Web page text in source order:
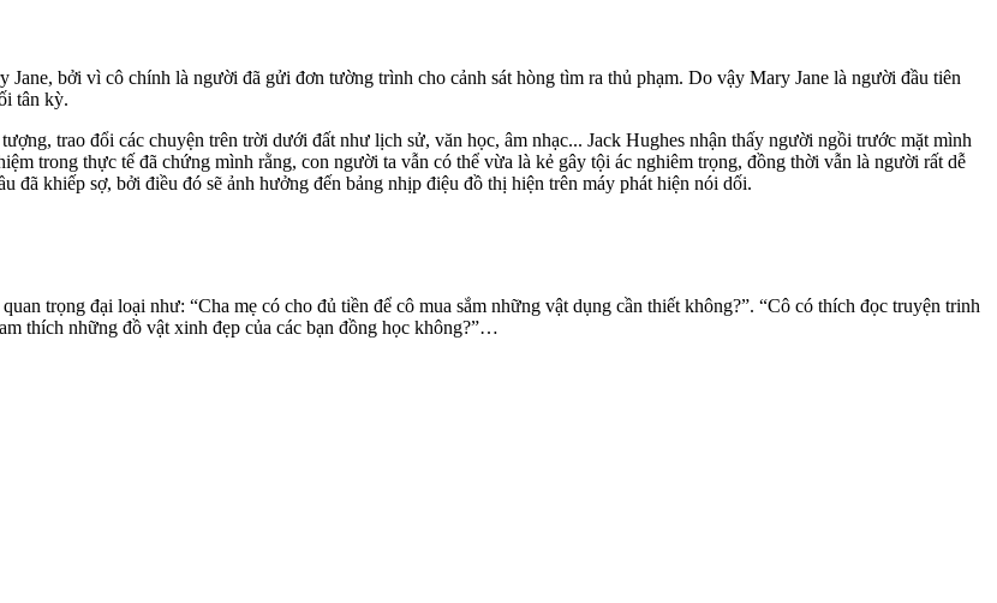
bởi vì cô chính là người đã gửi đơn tường trình cho cảnh sát hòng tìm ra thủ phạm. Do vậy Mary Jane là người đầu tiên
tân kỳ.
trao đổi các chuyện trên trời dưới đất như lịch sử, văn học, âm nhạc... Jack Hughes nhận thấy người ngồi trước mặt mình
trong thực tế đã chứng mình rằng, con người ta vẫn có thể vừa là kẻ gây tội ác nghiêm trọng, đồng thời vẫn là người rất dễ
khiếp sợ, bởi điều đó sẽ ảnh hưởng đến bảng nhịp điệu đồ thị hiện trên máy phát hiện nói dối.
trọng đại loại như: “Cha mẹ có cho đủ tiền để cô mua sắm những vật dụng cần thiết không?”. “Cô có thích đọc truyện trinh
thích những đồ vật xinh đẹp của các bạn đồng học không?”…